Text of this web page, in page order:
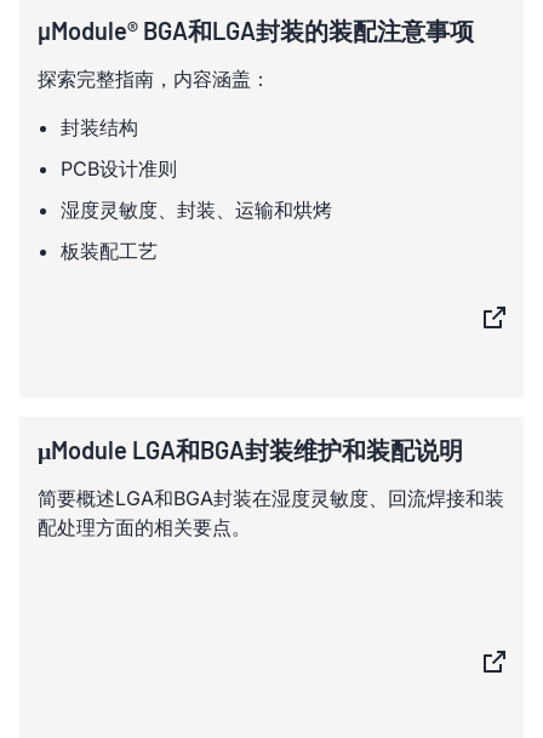
µModule® BGA和LGA封装的装配注意事项
探索完整指南，内容涵盖：
封装结构
PCB设计准则
湿度灵敏度、封装、运输和烘烤
板装配工艺
μModule LGA和BGA封装维护和装配说明
简要概述LGA和BGA封装在湿度灵敏度、回流焊接和装
配处理方面的相关要点。